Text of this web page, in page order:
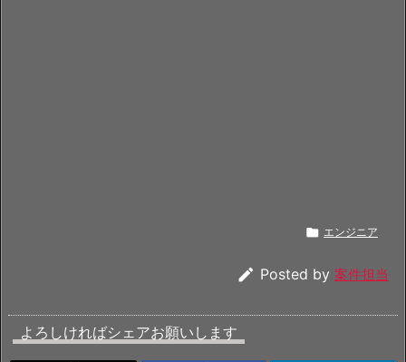
 エンジニア
 Posted by 案件担当
よろしければシェアお願いします